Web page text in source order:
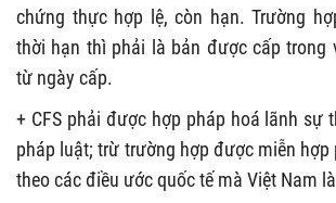
chứng thực hợp lệ, còn hạn. Trường
thời hạn thì phải là bản được cấp trong
từ ngày cấp.
+ CFS phải được hợp pháp hoá lãnh sự
pháp luật; trừ trường hợp được miễn
theo các điều ước quốc tế mà Việt Nam